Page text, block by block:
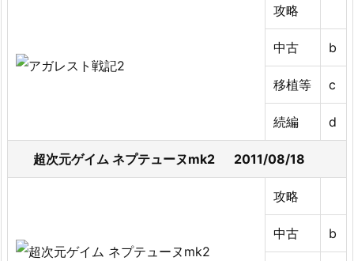
攻略
中古 b
移植等 c
続編 d
超次元ゲイム ネプテューヌmk2 2011/08/18
攻略
中古 b